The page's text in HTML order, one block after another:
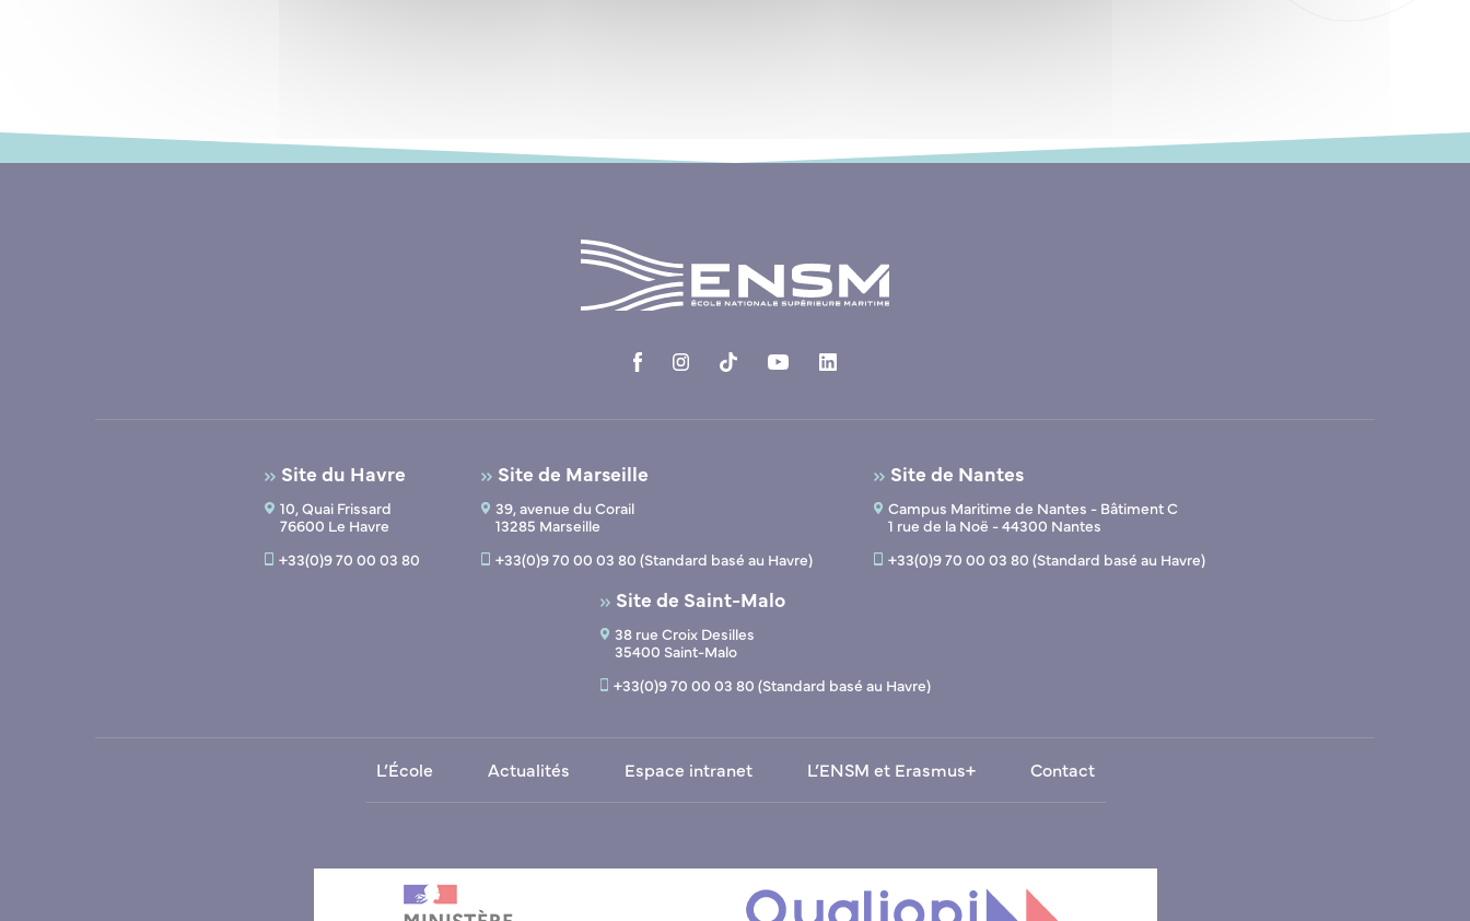
Site du Havre
10, Quai Frissard
76600 Le Havre
+33(0)9 70 00 03 80
Site de Marseille
39, avenue du Corail
13285 Marseille
+33(0)9 70 00 03 80 (Standard basé au Havre)
Site de Nantes
Campus Maritime de Nantes - Bâtiment C
1 rue de la Noë - 44300 Nantes
+33(0)9 70 00 03 80 (Standard basé au Havre)
Site de Saint-Malo
38 rue Croix Desilles
35400 Saint-Malo
+33(0)9 70 00 03 80 (Standard basé au Havre)
L’École Actualités Espace intranet L’ENSM et Erasmus+ Contact